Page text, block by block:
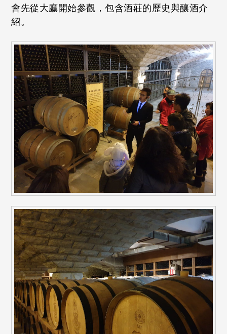
會先從大廳開始參觀，包含酒莊的歷史與釀酒介
紹。